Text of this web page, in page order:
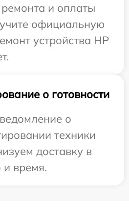
и оплаты
официальную
устройства HP
о готовности
о
техники
доставку в
и время.